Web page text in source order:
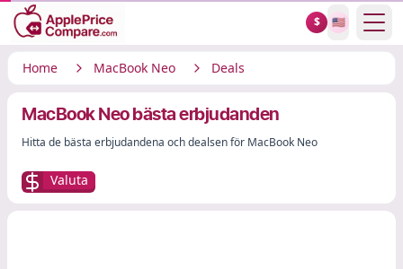
$ 🇺🇸
Home MacBook Neo Deals
MacBook Neo bästa erbjudanden
Hitta de bästa erbjudandena och dealsen för MacBook Neo
Valuta